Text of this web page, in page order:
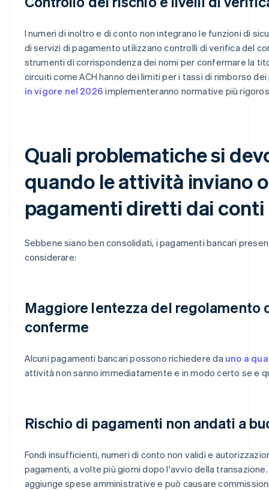
I numeri di inoltro e di conto non integrano le funzioni di
di servizi di pagamento utilizzano controlli di verifica del
strumenti di corrispondenza dei nomi per confermare la
circuiti come ACH hanno dei limiti per i tassi di rimborso
in vigore nel 2026 implementeranno normative più
Quali problematiche si
quando le attività inviano
pagamenti diretti dai
Sebbene siano ben consolidati, i pagamenti bancari
considerare:
Maggiore lentezza del regolamento
conferme
Alcuni pagamenti bancari possono richiedere da uno a
attività non sanno immediatamente e in modo certo se e
Rischio di pagamenti non andati a
Fondi insufficienti, numeri di conto non validi e
pagamenti, a volte più giorni dopo l'avvio della
aggiunge spese amministrative e può causare